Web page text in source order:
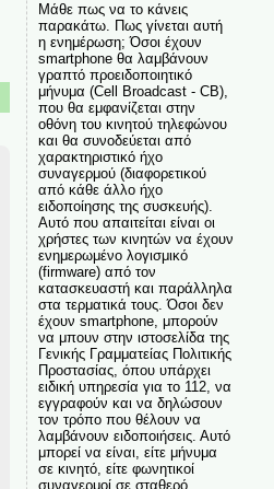
Μάθε πως να το κάνεις
παρακάτω. Πως γίνεται αυτή
η ενημέρωση; Όσοι έχουν
smartphone θα λαμβάνουν
γραπτό προειδοποιητικό
μήνυμα (Cell Broadcast - CB),
που θα εμφανίζεται στην
οθόνη του κινητού τηλεφώνου
και θα συνοδεύεται από
χαρακτηριστικό ήχο
συναγερμού (διαφορετικού
από κάθε άλλο ήχο
ειδοποίησης της συσκευής).
Αυτό που απαιτείται είναι οι
χρήστες των κινητών να έχουν
ενημερωμένο λογισμικό
(firmware) από τον
κατασκευαστή και παράλληλα
στα τερματικά τους. Όσοι δεν
έχουν smartphone, μπορούν
να μπουν στην ιστοσελίδα της
Γενικής Γραμματείας Πολιτικής
Προστασίας, όπου υπάρχει
ειδική υπηρεσία για το 112, να
εγγραφούν και να δηλώσουν
τον τρόπο που θέλουν να
λαμβάνουν ειδοποιήσεις. Αυτό
μπορεί να είναι, είτε μήνυμα
σε κινητό, είτε φωνητικοί
συναγερμοί σε σταθερό